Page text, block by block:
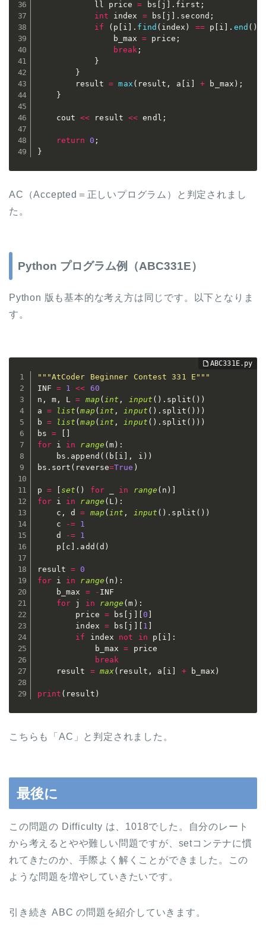
			ll price
= bs j . first ;
int index = bs j . second ;
if
( p i . find ( index ) == p i . end ( )
				b_max
= price ;
break ;
}
}
		result
= max ( result , a i + b_max ) ;
}
	cout
<< result << endl ;
return 0 ;
}
AC（Accepted＝正しいプログラム）と判定されまし
た。
Python プログラム例（ABC331E）
Python 版も基本的な考え方は同じです。以下となりま
す。
"""AtCoder Beginner Contest 331 E"""
INF = 1 << 60
n , m, L = map ( int , input ( ) . split ( ) )
a = list (map ( int , input ( ) . split ( ) ) )
b = list (map ( int , input ( ) . split ( ) ) )
bs =
for i in range (m ) :
    bs
. append ( ( b i , i ) )
bs . sort ( reverse=True )
p = [set ( ) for _ in range ( n )
for i in range ( L ) :
    c
, d = map (int , input ( ) . split ( ) )
    c
-= 1
    d
-= 1
    p
c . add ( d )
result = 0
for i in range ( n ) :
    b_max
= - INF
for j in range (m ) :
        price
= bs j 0
        index
= bs j 1
if
index not in p i
:
            b_max
= price
break
    result
= max( result , a i + b_max )
print ( result )
こちらも「AC」と判定されました。
最後に
この問題の Difficulty は、1018でした。自分のレート
から考えるとやや難しい問題ですが、setコンテナに慣
れてきたのか、手際よく解くことができました。この
ような問題を増やしていきたいです。
引き続き ABC の問題を紹介していきます。